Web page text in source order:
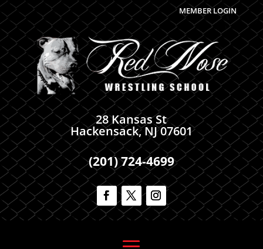
MEMBER LOGIN
28 Kansas St
Hackensack, NJ 07601
(201) 724-4699